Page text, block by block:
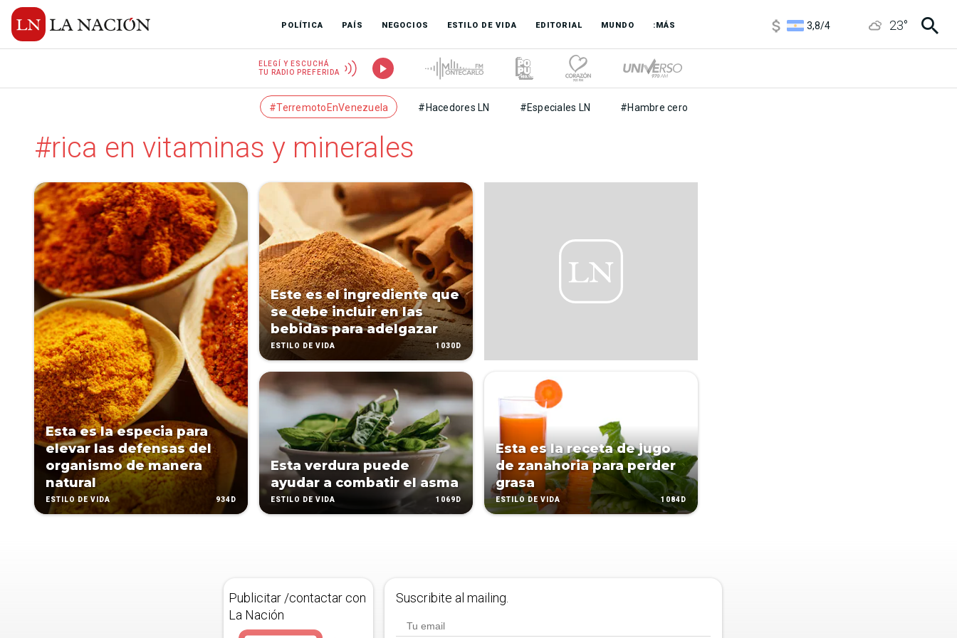
POLÍTICA PAÍS NEGOCIOS ESTILO DE VIDA EDITORIAL MUNDO :MÁS
3,8/4
23°
ELEGÍ Y ESCUCHÁ
TU RADIO PREFERIDA
#TerremotoEnVenezuela #Hacedores LN #Especiales LN #Hambre cero
#rica en vitaminas y minerales
Esta es la especia para
elevar las defensas del
organismo de manera
natural
ESTILO DE VIDA 934D
Este es el ingrediente que
se debe incluir en las
bebidas para adelgazar
ESTILO DE VIDA 1030D
Esta verdura puede
ayudar a combatir el asma
ESTILO DE VIDA 1069D
Esta es la receta de jugo
de zanahoria para perder
grasa
ESTILO DE VIDA 1084D
Publicitar /contactar con
La Nación
Suscribite al mailing.